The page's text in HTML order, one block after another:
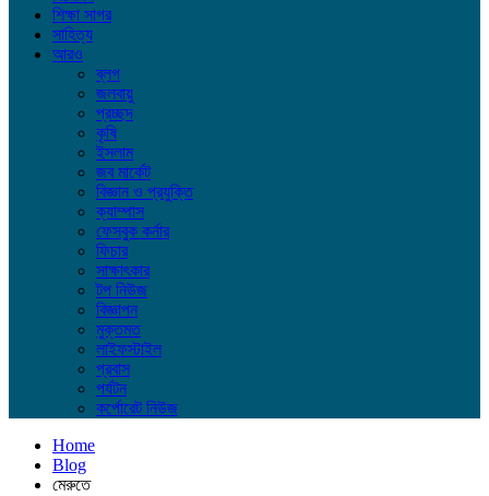
শিক্ষা সাগর
সাহিত্য
আরও
ব্লগ
জলবায়ু
প্রচ্ছদ
কৃষি
ইসলাম
জব মার্কেট
বিজ্ঞান ও প্রযুক্তি
ক্যাম্পাস
ফেসবুক কর্নার
ফিচার
সাক্ষাৎকার
টপ নিউজ
বিজ্ঞাপন
মুক্তমত
লাইফস্টাইল
প্রবাস
পর্যটন
কর্পোরেট নিউজ
Home
Blog
মেরুতে